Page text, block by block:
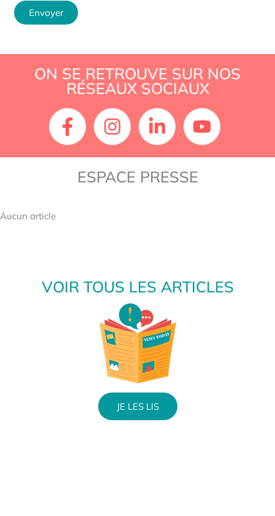
ON SE RETROUVE SUR NOS
RÉSEAUX SOCIAUX
ESPACE PRESSE
Aucun article
VOIR TOUS LES ARTICLES
JE LES LIS